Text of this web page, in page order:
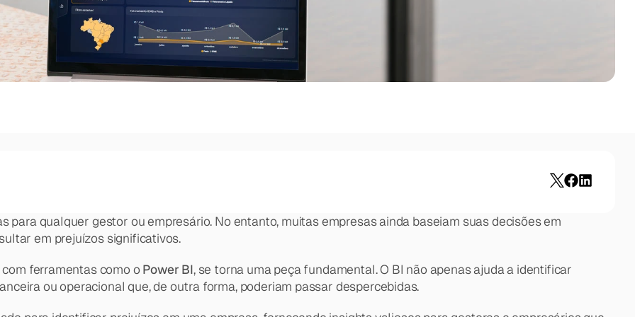
em um único ambiente inteligente.
responder perguntas do negócio em segundos.
em um único ambiente inteligente.
de empresas enterprise.
e IA do mercado.
Fale conosco
para qualquer gestor ou empresário. No entanto, muitas empresas ainda baseiam suas decisões em
em prejuízos significativos.
ferramentas como o Power BI, se torna uma peça fundamental. O BI não apenas ajuda a identificar
ou operacional que, de outra forma, poderiam passar despercebidas.